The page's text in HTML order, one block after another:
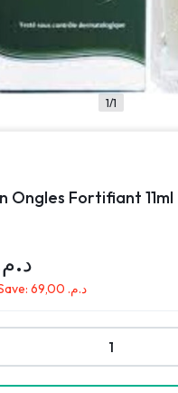
1/1
Ongles Fortifiant 11ml
د.م.